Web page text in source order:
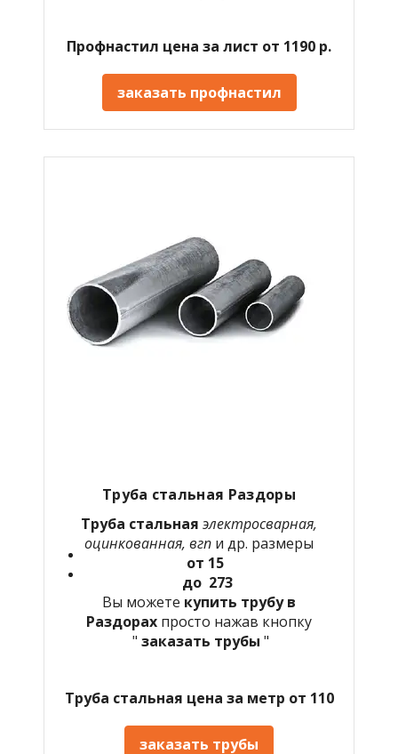
Профнастил цена за лист от 1190 р.
заказать профнастил
Труба стальная Раздоры
Труба стальная электросварная,
оцинкованная, вгп и др. размеры
от 15
до 273
Вы можете купить трубу в
Раздорах просто нажав кнопку
" заказать трубы "
Труба стальная цена за метр от 110
заказать трубы